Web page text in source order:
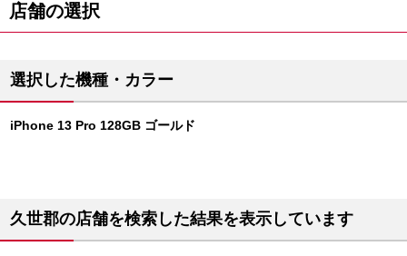
店舗の選択
選択した機種・カラー
iPhone 13 Pro 128GB ゴールド
久世郡の店舗を検索した結果を表示しています